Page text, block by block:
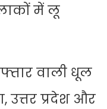
में लू
वाली धूल
उत्तर प्रदेश और